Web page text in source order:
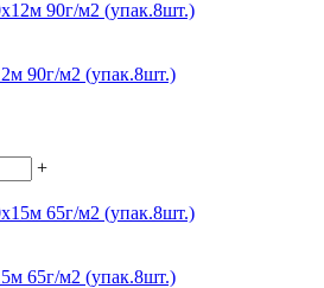
90г/м2 (упак.8шт.)
+
65г/м2 (упак.8шт.)